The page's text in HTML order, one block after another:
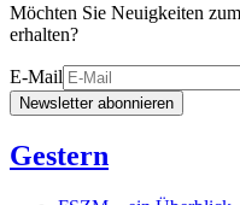
Möchten Sie Neuigkeiten
erhalten?
E-Mail
Newsletter abonnieren
Gestern